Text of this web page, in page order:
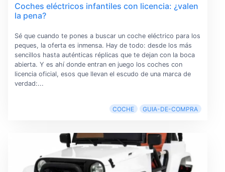
Coches eléctricos infantiles con licencia: ¿valen
la pena?
Sé que cuando te pones a buscar un coche eléctrico para los
peques, la oferta es inmensa. Hay de todo: desde los más
sencillos hasta auténticas réplicas que te dejan con la boca
abierta. Y es ahí donde entran en juego los coches con
licencia oficial, esos que llevan el escudo de una marca de
verdad:...
COCHE GUIA-DE-COMPRA